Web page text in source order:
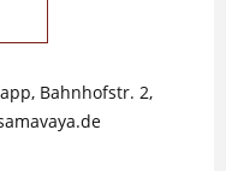
Bahnhofstr. 2,